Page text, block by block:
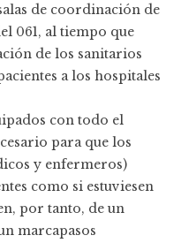
de coordinación de
061, al tiempo que
de los sanitarios
a los hospitales
con todo el
para que los
y enfermeros)
como si estuviesen
por tanto, de un
marcapasos